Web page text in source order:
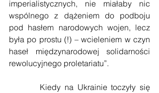
imperialistycznych, nie miałaby nic
wspólnego z dążeniem do podboju
pod hasłem narodowych wojen, lecz
była po prostu (!) – wcieleniem w czyn
haseł międzynarodowej solidarności
rewolucyjnego proletariatu”.